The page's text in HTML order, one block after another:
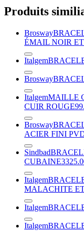
Produits
Brosway
ÉMAIL NOIR
Italgem
Brosway
ItalgemMAILLE
CUIR ROUGE
Brosway
ACIER FINI
Sindbad
CUBAINE
Italgem
MALACHITE
Italgem
Italgem